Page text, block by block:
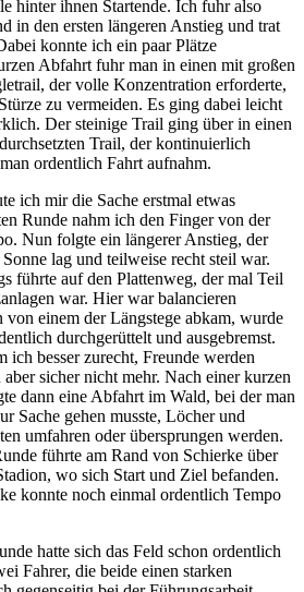
hinter ihnen Startende. Ich fuhr also
in den ersten längeren Anstieg und trat
konnte ich ein paar Plätze
Abfahrt fuhr man in einen mit großen
der volle Konzentration erforderte,
zu vermeiden. Es ging dabei leicht
Der steinige Trail ging über in einen
Trail, der kontinuierlich
ordentlich Fahrt aufnahm.
ich mir die Sache erstmal etwas
Runde nahm ich den Finger von der
Nun folgte ein längerer Anstieg, der
lag und teilweise recht steil war.
führte auf den Plattenweg, der mal Teil
war. Hier war balancieren
von einem der Längstege abkam, wurde
durchgerüttelt und ausgebremst.
ich besser zurecht, Freunde werden
sicher nicht mehr. Nach einer kurzen
dann eine Abfahrt im Wald, bei der man
Sache gehen musste, Löcher und
umfahren oder übersprungen werden.
führte am Rand von Schierke über
wo sich Start und Ziel befanden.
konnte noch einmal ordentlich Tempo
hatte sich das Feld schon ordentlich
Fahrer, die beide einen starken